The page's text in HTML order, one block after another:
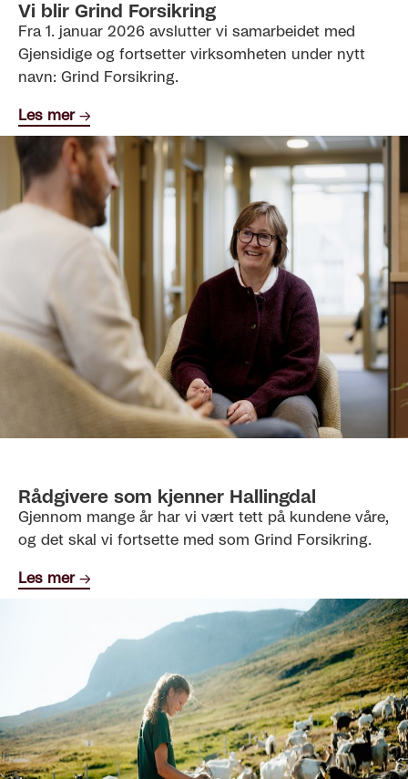
Vi blir Grind Forsikring
Fra 1. januar 2026 avslutter vi samarbeidet med
Gjensidige og fortsetter virksomheten under nytt
navn: Grind Forsikring.
Les mer
Rådgivere som kjenner Hallingdal
Gjennom mange år har vi vært tett på kundene våre,
og det skal vi fortsette med som Grind Forsikring.
Les mer